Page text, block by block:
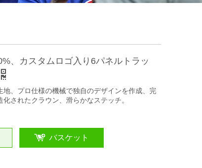
、カスタムロゴ入り6パネルトラッ
地、プロ仕様の機械で独自のデザインを作成、完
されたクラウン、滑らかなステッチ。
バスケット